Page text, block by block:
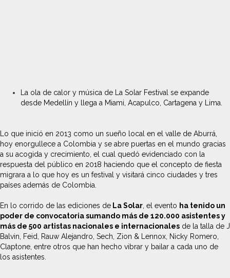
La ola de calor y música de La Solar Festival se expande
desde Medellín y llega a Miami, Acapulco, Cartagena y Lima.
Lo que inició en 2013 como un sueño local en el valle de Aburrá,
hoy enorgullece a Colombia y se abre puertas en el mundo gracias
a su acogida y crecimiento, el cual quedó evidenciado con la
respuesta del público en 2018 haciendo que el concepto de fiesta
migrara a lo que hoy es un festival y visitará cinco ciudades y tres
países además de Colombia.
En lo corrido de las ediciones de La Solar, el evento ha tenido un
poder de convocatoria sumando más de 120.000 asistentes y
más de 500 artistas nacionales e internacionales de la talla de J
Balvin, Feid, Rauw Alejandro, Sech, Zion & Lennox, Nicky Romero,
Claptone, entre otros que han hecho vibrar y bailar a cada uno de
los asistentes.